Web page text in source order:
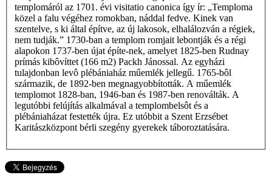
templomáról az 1701. évi visitatio canonica így ír: „Temploma
közel a falu végéhez romokban, náddal fedve. Kinek van
szentelve, s ki által építve, az új lakosok, elhalálozván a régiek,
nem tudják.” 1730-ban a templom romjait lebontják és a régi
alapokon 1737-ben újat építe-nek, amelyet 1825-ben Rudnay
prímás kibôvíttet (166 m2) Packh Jánossal. Az egyházi
tulajdonban levô plébániaház műemlék jellegű. 1765-bôl
származik, de 1892-ben megnagyobbították. A műemlék
templomot 1828-ban, 1946-ban és 1987-ben renoválták. A
legutóbbi felújítás alkalmával a templombelsôt és a
plébániaházat festették újra. Ez utóbbit a Szent Erzsébet
Karitászközpont bérli szegény gyerekek táboroztatására.